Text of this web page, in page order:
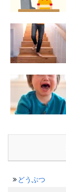
どうぶつ